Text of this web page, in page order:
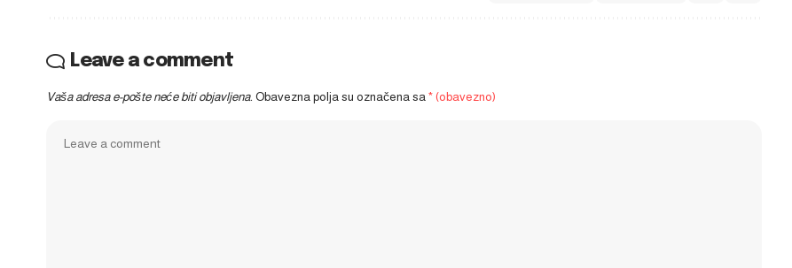
Leave a comment
Vaša adresa e-pošte neće biti objavljena. Obavezna polja su označena sa * (obavezno)